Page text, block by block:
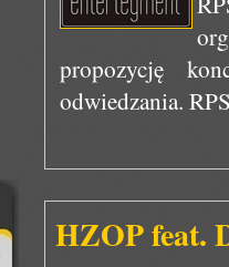
propozycję
odwiedzania.
HZOP feat.